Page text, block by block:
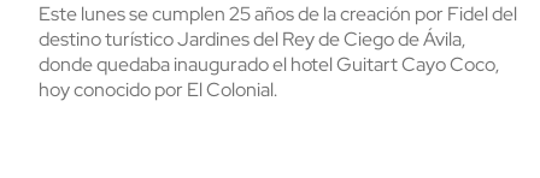
Este lunes se cumplen 25 años de la creación por Fidel del
destino turístico Jardines del Rey de Ciego de Ávila,
donde quedaba inaugurado el hotel Guitart Cayo Coco,
hoy conocido por El Colonial.